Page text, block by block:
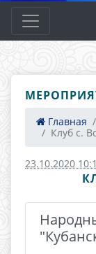
Главная
Клуб с.
23.10.2020